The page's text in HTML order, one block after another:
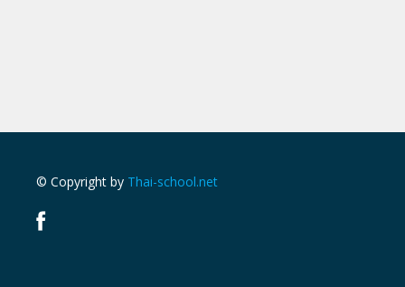
© Copyright by Thai-school.net